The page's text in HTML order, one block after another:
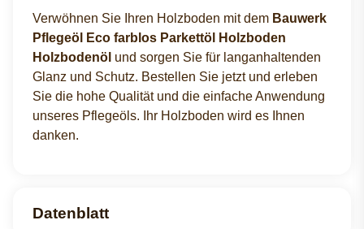
Verwöhnen Sie Ihren Holzboden mit dem Bauwerk
Pflegeöl Eco farblos Parkettöl Holzboden
Holzbodenöl und sorgen Sie für langanhaltenden
Glanz und Schutz. Bestellen Sie jetzt und erleben
Sie die hohe Qualität und die einfache Anwendung
unseres Pflegeöls. Ihr Holzboden wird es Ihnen
danken.
Datenblatt